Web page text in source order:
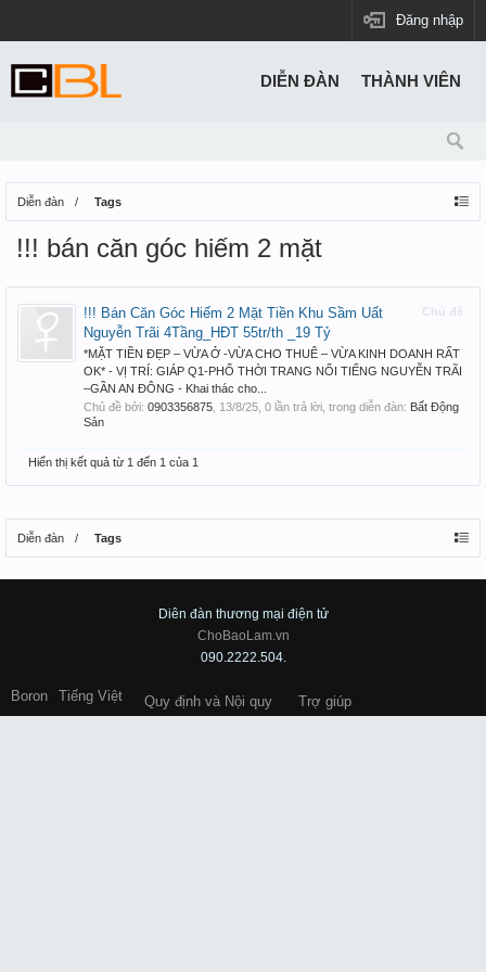
Đăng nhập
Diễn đàn Tags
!!! bán căn góc hiếm 2 mặt
Chủ đề
!!! Bán Căn Góc Hiếm 2 Mặt Tiền Khu Sầm Uất
Nguyễn Trãi 4Tầng_HĐT 55tr/th _19 Tỷ
*MẶT TIỀN ĐẸP – VỪA Ở -VỪA CHO THUÊ – VỪA KINH DOANH RẤT
OK* - VỊ TRÍ: GIÁP Q1-PHỐ THỜI TRANG NỔI TIẾNG NGUYỄN TRÃI
–GẦN AN ĐÔNG - Khai thác cho...
Chủ đề bởi: 0903356875 13/8/25 , 0 lần trả lời, trong diễn đàn: Bất Động
Sản
Hiển thị kết quả từ 1 đến 1 của 1
Diễn đàn Tags
DIỄN ĐÀN THÀNH VIÊN
Diên đàn thương mại điện tử
ChoBaoLam.vn
090.2222.504.
Boron Tiếng Việt Quy định và Nội quy Trợ giúp